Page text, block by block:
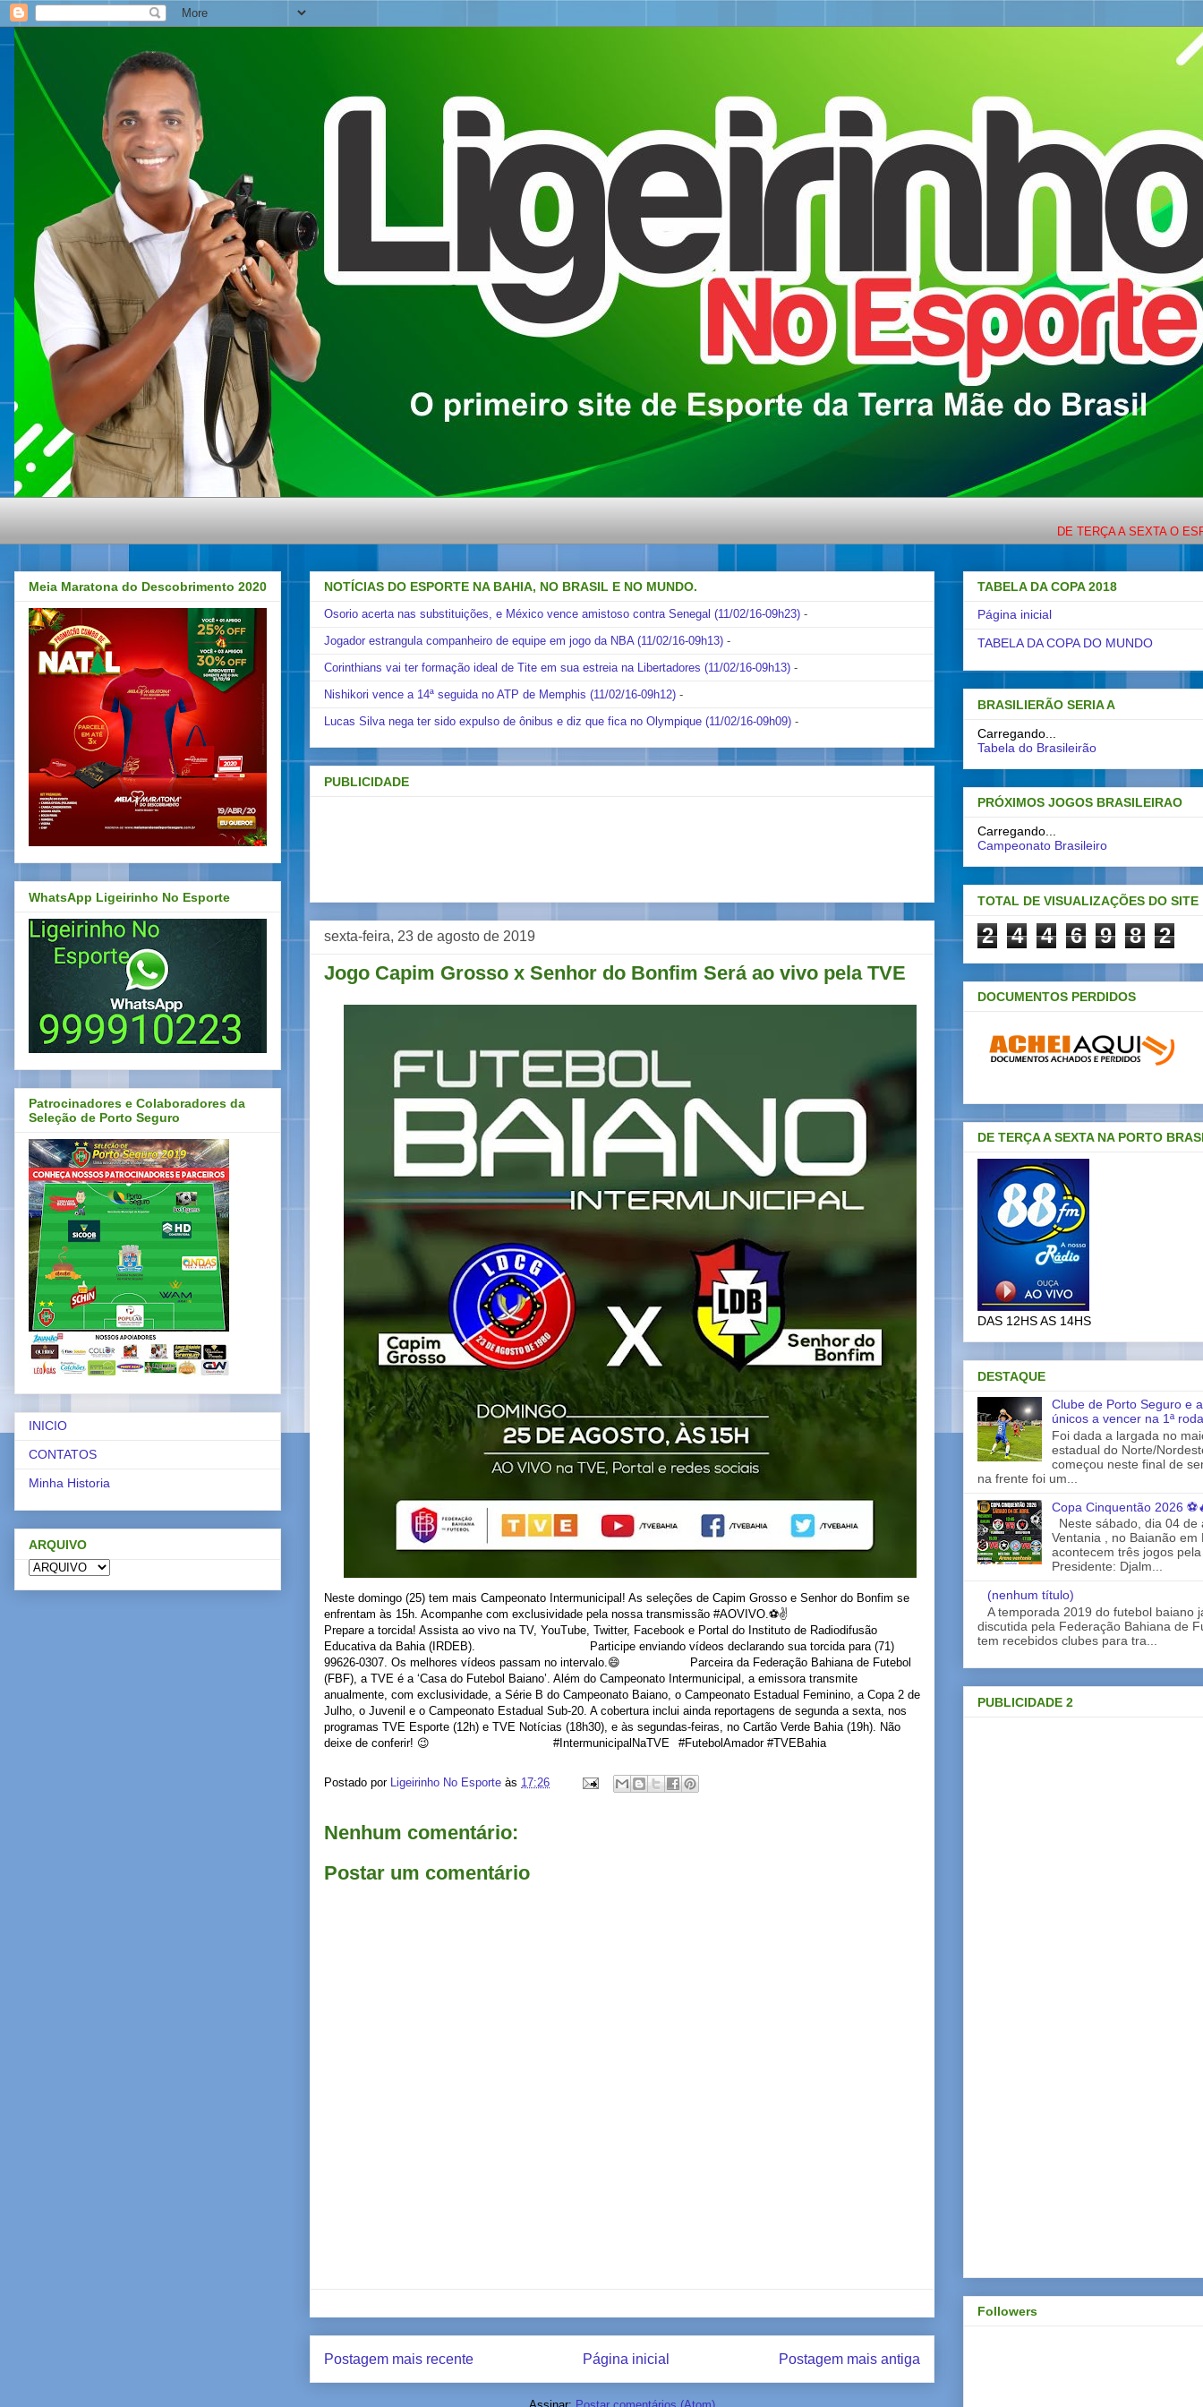
DE TERÇA A SEXTA O ESPORTE
NOTÍCIAS DO ESPORTE NA BAHIA, NO BRASIL E NO MUNDO.
Osorio acerta nas substituições, e México vence amistoso contra Senegal (11/02/16-09h23) -
Jogador estrangula companheiro de equipe em jogo da NBA (11/02/16-09h13) -
Corinthians vai ter formação ideal de Tite em sua estreia na Libertadores (11/02/16-09h13) -
Nishikori vence a 14ª seguida no ATP de Memphis (11/02/16-09h12) -
Lucas Silva nega ter sido expulso de ônibus e diz que fica no Olympique (11/02/16-09h09) -
PUBLICIDADE
sexta-feira, 23 de agosto de 2019
Jogo Capim Grosso x Senhor do Bonfim Será ao vivo pela TVE
Neste domingo (25) tem mais Campeonato Intermunicipal! As seleções de Capim Grosso e Senhor do Bonfim se
enfrentam às 15h. Acompanhe com exclusividade pela nossa transmissão #AOVIVO.⚽✌⠀⠀ ⠀⠀⠀⠀⠀⠀⠀ ⠀⠀⠀
Prepare a torcida! Assista ao vivo na TV, YouTube, Twitter, Facebook e Portal do Instituto de Radiodifusão
Educativa da Bahia (IRDEB).⠀⠀⠀⠀⠀ ⠀⠀⠀⠀⠀⠀⠀ Participe enviando vídeos declarando sua torcida para (71)
99626-0307. Os melhores vídeos passam no intervalo.😄 ⠀⠀⠀⠀⠀⠀⠀ Parceira da Federação Bahiana de Futebol
(FBF), a TVE é a ‘Casa do Futebol Baiano’. Além do Campeonato Intermunicipal, a emissora transmite
anualmente, com exclusividade, a Série B do Campeonato Baiano, o Campeonato Estadual Feminino, a Copa 2 de
Julho, o Juvenil e o Campeonato Estadual Sub-20. A cobertura inclui ainda reportagens de segunda a sexta, nos
programas TVE Esporte (12h) e TVE Notícias (18h30), e às segundas-feiras, no Cartão Verde Bahia (19h). Não
deixe de conferir! 😉⠀⠀⠀⠀⠀⠀ ⠀⠀⠀⠀⠀⠀⠀ #IntermunicipalNaTVE⠀#FutebolAmador #TVEBahia
Postado por Ligeirinho No Esporte às 17:26
Nenhum comentário:
Postar um comentário
Postagem mais recente Postagem mais antiga
Página inicial
Meia Maratona do Descobrimento 2020
WhatsApp Ligeirinho No Esporte
Patrocinadores e Colaboradores da
Seleção de Porto Seguro
INICIO
CONTATOS
Minha Historia
ARQUIVO
TABELA DA COPA 2018
Página inicial
TABELA DA COPA DO MUNDO
BRASILIERÃO SERIA A
Carregando...
Tabela do Brasileirão
PRÓXIMOS JOGOS BRASILEIRAO
Carregando...
Campeonato Brasileiro
TOTAL DE VISUALIZAÇÕES DO SITE
2 4 4 6 9 8 2
DOCUMENTOS PERDIDOS
DE TERÇA A SEXTA NA PORTO
DAS 12HS AS 14HS
DESTAQUE
Clube de Porto Seguro e
únicos a vencer na 1ª
Foi dada a largada no
estadual do Norte/
começou neste final de
na frente foi um...
Copa Cinquentão 2026
Neste sábado, dia 04 de
Ventania , no Baianão em
acontecem três jogos
Presidente: Djalm...
(nenhum título)
A temporada 2019 do futebol baiano
discutida pela Federação Bahiana de
tem recebidos clubes para tra...
PUBLICIDADE 2
Followers